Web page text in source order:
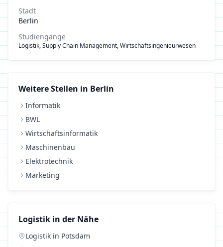
Stadt
Berlin
Studiengänge
Logistik, Supply Chain Management, Wirtschaftsingenieurwesen
Weitere Stellen in Berlin
Informatik
BWL
Wirtschaftsinformatik
Maschinenbau
Elektrotechnik
Marketing
Logistik in der Nähe
Logistik in Potsdam